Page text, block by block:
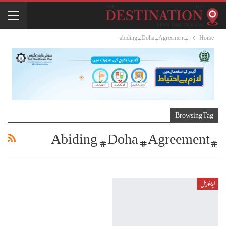
Home
#abiding #Doha #Agreement
Browsing Tag
#abiding #Doha #Agreement
ایڈیٹوریل